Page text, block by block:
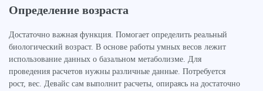
Определение возраста
Достаточно важная функция. Помогает определить реальный
биологический возраст. В основе работы умных весов лежит
использование данных о базальном метаболизме. Для
проведения расчетов нужны различные данные. Потребуется
рост, вес. Девайс сам выполнит расчеты, опираясь на достаточно